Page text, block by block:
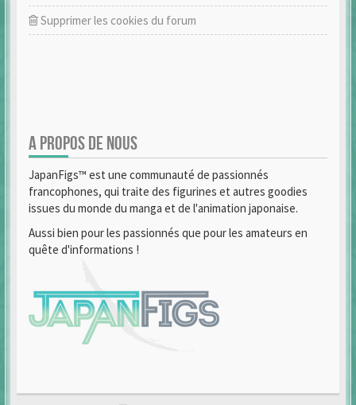
Supprimer les cookies du forum
A PROPOS DE NOUS
JapanFigs™ est une communauté de passionnés
francophones, qui traite des figurines et autres goodies
issues du monde du manga et de l'animation japonaise.
Aussi bien pour les passionnés que pour les amateurs en
quête d'informations !